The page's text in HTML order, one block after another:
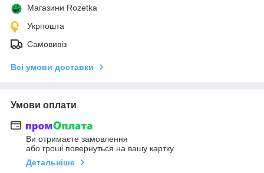
Магазини Rozetka
Укрпошта
Самовивіз
Всі умови доставки
Умови оплати
Ви отримаєте замовлення
або гроші повернуться на вашу картку
Детальніше